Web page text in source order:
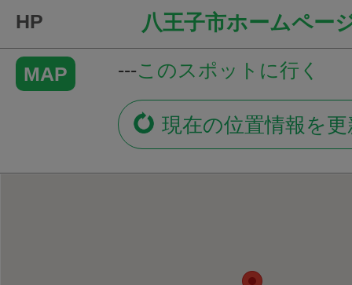
HP 八王子市ホームペー
MAP ---このスポットに行く
現在の位置情報を